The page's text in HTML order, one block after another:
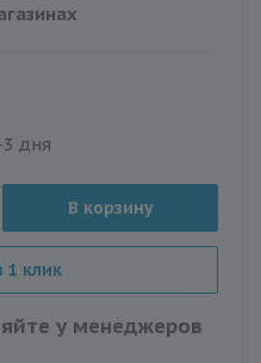
дня
В корзину
1 клик
у менеджеров